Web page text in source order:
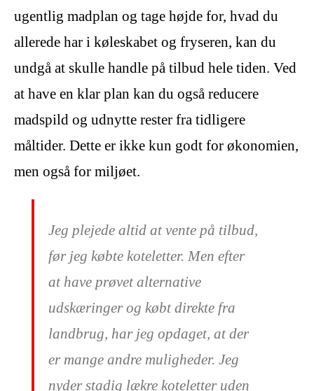
ugentlig madplan og tage højde for, hvad du
allerede har i køleskabet og fryseren, kan du
undgå at skulle handle på tilbud hele tiden. Ved
at have en klar plan kan du også reducere
madspild og udnytte rester fra tidligere
måltider. Dette er ikke kun godt for økonomien,
men også for miljøet.
Jeg plejede altid at vente på tilbud,
før jeg købte koteletter. Men efter
at have prøvet alternative
udskæringer og købt direkte fra
landbrug, har jeg opdaget, at der
er mange andre muligheder. Jeg
nyder stadig lækre koteletter uden